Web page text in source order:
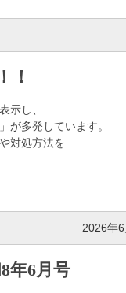
！
示し、
が多発しています。
対処方法を
2026年6
年6月号